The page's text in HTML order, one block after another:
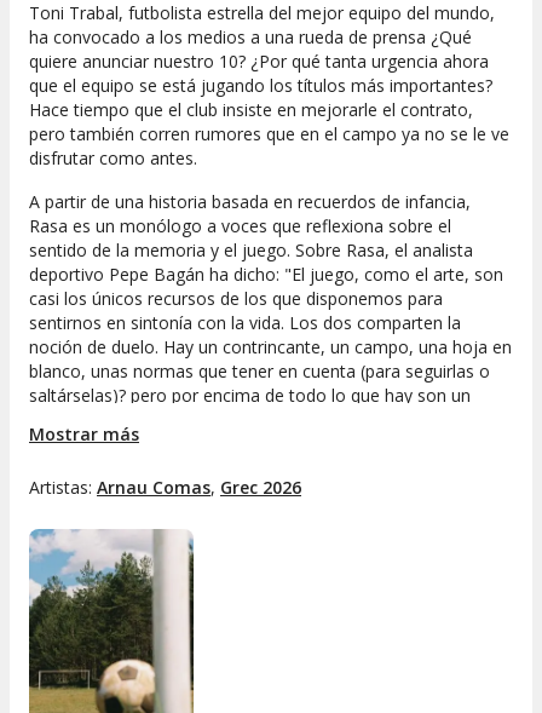
Toni Trabal, futbolista estrella del mejor equipo del mundo,
ha convocado a los medios a una rueda de prensa ¿Qué
quiere anunciar nuestro 10? ¿Por qué tanta urgencia ahora
que el equipo se está jugando los títulos más importantes?
Hace tiempo que el club insiste en mejorarle el contrato,
pero también corren rumores que en el campo ya no se le ve
disfrutar como antes.
A partir de una historia basada en recuerdos de infancia,
Rasa es un monólogo a voces que reflexiona sobre el
sentido de la memoria y el juego. Sobre Rasa, el analista
deportivo Pepe Bagán ha dicho: "El juego, como el arte, son
casi los únicos recursos de los que disponemos para
sentirnos en sintonía con la vida. Los dos comparten la
noción de duelo. Hay un contrincante, un campo, una hoja en
blanco, unas normas que tener en cuenta (para seguirlas o
saltárselas)? pero por encima de todo lo que hay son un
puede quedar lejos de esto. Ver el fútbol como un simple
producción del Teatre La Gleva, esta vez en el marco del
Festival Grec 2026. Con Arnau Comas como único intérprete
y música original de Meritxell Neddermann,
cuento de amor, de amistad, de memoria, de luchas y
promesas. Completan el equipo artístico Martí Sancliment,
Llorenç Balaguer y Tura Torras.
Una producción de La Gleva Teatre y el Grec 2026 Festival
Mostrar más
Artistas: Arnau Comas, Grec 2026